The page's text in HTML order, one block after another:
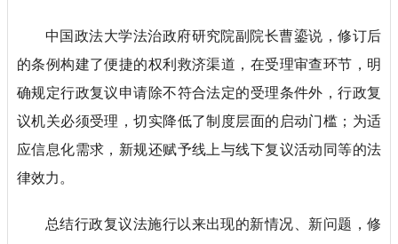
中国政法大学法治政府研究院副院长曹鎏说，修订后
的条例构建了便捷的权利救济渠道，在受理审查环节，明
确规定行政复议申请除不符合法定的受理条件外，行政复
议机关必须受理，切实降低了制度层面的启动门槛；为适
应信息化需求，新规还赋予线上与线下复议活动同等的法
律效力。
总结行政复议法施行以来出现的新情况、新问题，修